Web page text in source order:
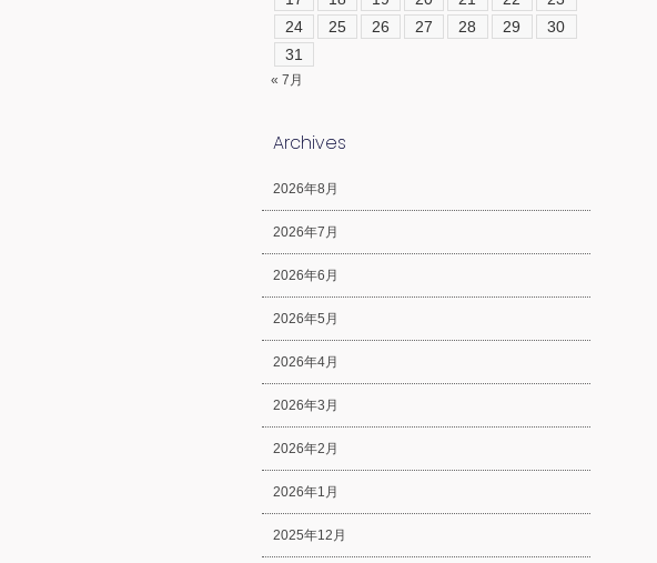
24
25 26 27 28 29
30
31
« 7月
Archives
2026年8月
2026年7月
2026年6月
2026年5月
2026年4月
2026年3月
2026年2月
2026年1月
2025年12月